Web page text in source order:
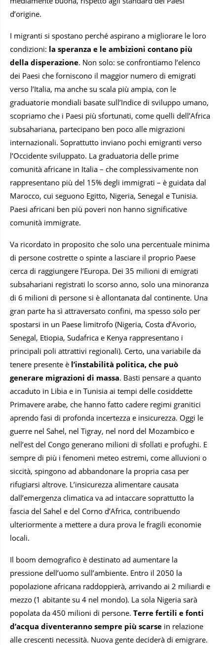
d’origine.
I migranti si spostano perché aspirano a migliorare le loro
condizioni: la speranza e le ambizioni contano più
della disperazione. Non solo: se confrontiamo l’elenco
dei Paesi che forniscono il maggior numero di emigrati
verso l’Italia, ma anche su scala più ampia, con le
graduatorie mondiali basate sull’Indice di sviluppo umano,
scopriamo che i Paesi più sfortunati, come quelli dell’Africa
subsahariana, partecipano ben poco alle migrazioni
internazionali. Soprattutto inviano pochi emigranti verso
l’Occidente sviluppato. La graduatoria delle prime
comunità africane in Italia – che complessivamente non
rappresentano più del 15% degli immigrati – è guidata dal
Marocco, cui seguono Egitto, Nigeria, Senegal e Tunisia.
Paesi africani ben più poveri non hanno significative
comunità immigrate.
Va ricordato in proposito che solo una percentuale minima
di persone costrette o spinte a lasciare il proprio Paese
cerca di raggiungere l’Europa. Dei 35 milioni di emigrati
subsahariani registrati lo scorso anno, solo una minoranza
di 6 milioni di persone si è allontanata dal continente. Una
gran parte ha sì attraversato confini, ma spesso solo per
spostarsi in un Paese limitrofo (Nigeria, Costa d’Avorio,
Senegal, Etiopia, Sudafrica e Kenya rappresentano i
principali poli attrattivi regionali). Certo, una variabile da
tenere presente è l’instabilità politica, che può
generare migrazioni di massa. Basti pensare a quanto
accaduto in Libia e in Tunisia ai tempi delle cosiddette
Primavere arabe, che hanno fatto cadere regimi granitici
aprendo fasi di profonda incertezza e insicurezza. Oggi le
guerre nel Sahel, nel Tigray, nel nord del Mozambico e
nell’est del Congo generano milioni di sfollati e profughi. E
sempre di più i fenomeni meteo estremi, come alluvioni o
siccità, spingono ad abbandonare la propria casa per
rifugiarsi altrove. L’insicurezza alimentare causata
dall’emergenza climatica va ad intaccare soprattutto la
fascia del Sahel e del Corno d’Africa, contribuendo
ulteriormente a mettere a dura prova le fragili economie
locali.
Il boom demografico è destinato ad aumentare la
pressione dell’uomo sull’ambiente. Entro il 2050 la
popolazione africana raddoppierà, arrivando ai 2 miliardi e
mezzo (1 abitante su 4 nel mondo). La sola Nigeria sarà
popolata da 450 milioni di persone. Terre fertili e fonti
d’acqua diventeranno sempre più scarse in relazione
alle crescenti necessità. Nuova gente deciderà di emigrare.